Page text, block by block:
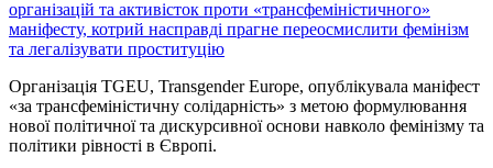
Організація TGEU, Transgender Europe, опублікувала маніфест
«за трансфеміністичну солідарність» з метою формулювання
нової політичної та дискурсивної основи навколо фемінізму та
політики рівності в Європі.